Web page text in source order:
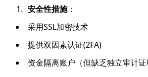
安全性措施：
采用SSL加密技术
提供双因素认证(2FA)
资金隔离账户（但缺乏独立审计证